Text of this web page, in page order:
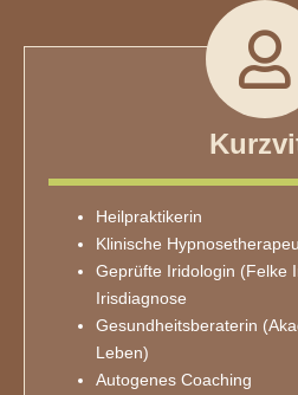
Heilpraktikerin
Klinische
Geprüfte Iridologin (Felke
Irisdiagnose
Gesundheitsberaterin
Leben)
Autogenes Coaching